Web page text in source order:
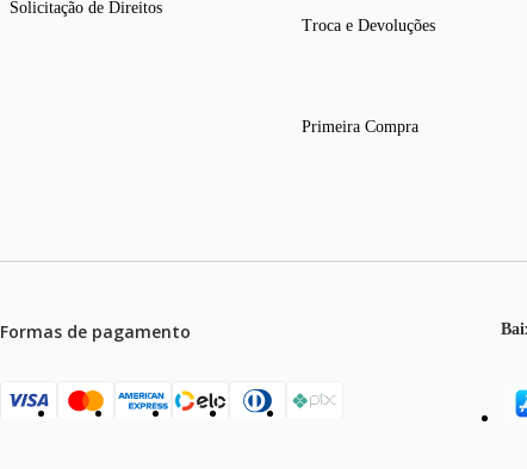
Solicitação de Direitos
Troca e Devoluções
Primeira Compra
Formas de pagamento